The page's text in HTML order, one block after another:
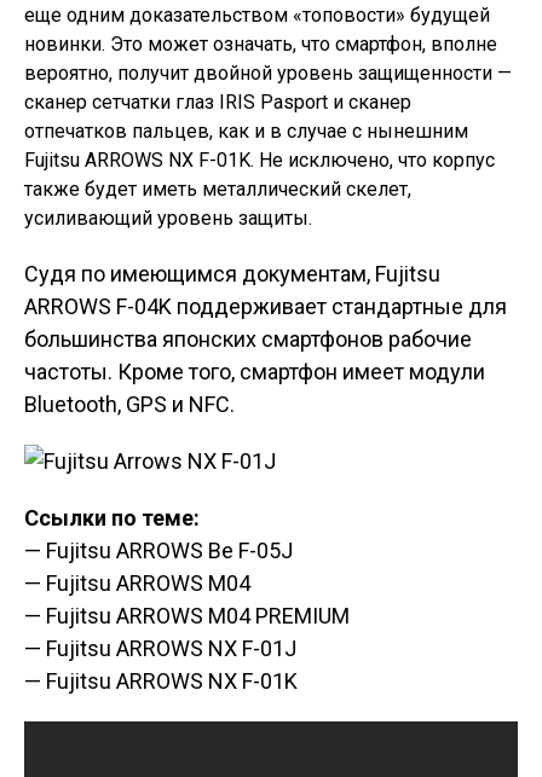
еще одним доказательством «топовости» будущей
новинки. Это может означать, что смартфон, вполне
вероятно, получит двойной уровень защищенности —
сканер сетчатки глаз IRIS Pasport и сканер
отпечатков пальцев, как и в случае с нынешним
Fujitsu ARROWS NX F-01K. Не исключено, что корпус
также будет иметь металлический скелет,
усиливающий уровень защиты.
Судя по имеющимся документам, Fujitsu
ARROWS F-04K поддерживает стандартные для
большинства японских смартфонов рабочие
частоты. Кроме того, смартфон имеет модули
Bluetooth, GPS и NFC.
Ссылки по теме:
— Fujitsu ARROWS Be F-05J
— Fujitsu ARROWS M04
— Fujitsu ARROWS M04 PREMIUM
— Fujitsu ARROWS NX F-01J
— Fujitsu ARROWS NX F-01K